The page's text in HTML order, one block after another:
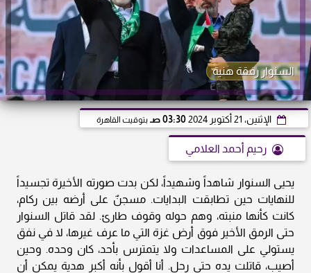
السنوار رفقة هنية
الإثنين، 21 أكتوبر 2024 03:30 صـ بتوقيت القاهرة
رحيم أحمد العلامي
يحيى السنوار شاهداً وشهيداً، لكن بدت صورته الأخيرة تجسيداً
للنهايات حين تطابقت البدايات. مسجنٌ على أرضه بين ركام،
كانت كأنها منبته، وهم حوله وقوف طارئ. لقد قاتل السنوار
حتى الرمق الأخير فوق أرض غزة التي ما عرف غيرها، لا في نفق
يستولي على المساعدات ولا يتمترس بأحد، كان وحده. وحين
أصيب، قاتلت يده حتى رحل. أنا أقول بأنه أكبر هدية يمكن أن